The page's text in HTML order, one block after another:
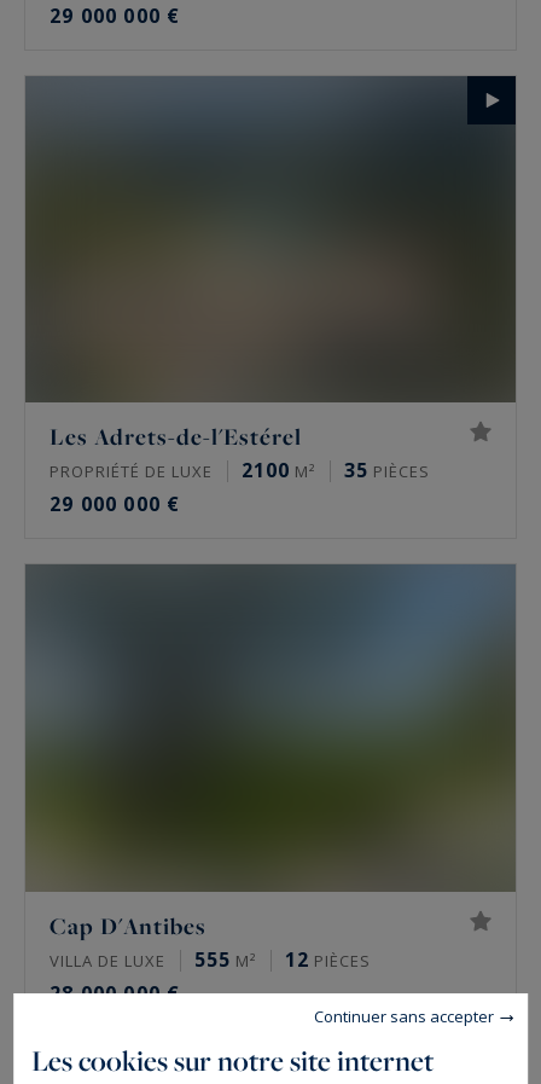
29 000 000 €
Les Adrets-de-l'Estérel
PROPRIÉTÉ DE LUXE 2100 M² 35 PIÈCES
29 000 000 €
Cap D'Antibes
VILLA DE LUXE 555 M² 12 PIÈCES
28 000 000 €
Les cookies sur notre site internet
Continuer sans accepter